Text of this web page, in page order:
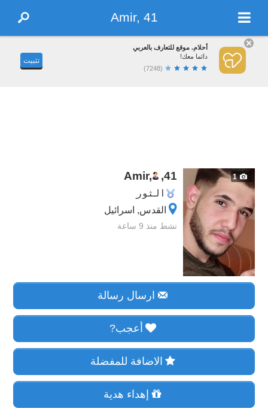
Amir, 41
أحلام. موقع للتعارف بالعربي
دائما معك!
(7248)
تثبيت
1
Amir, ,41
الثور
القدس, اسرائيل
نشط منذ 9 ساعة
ارسال رسالة
أعجب?
الاضافة للمفضلة
إهداء هدية